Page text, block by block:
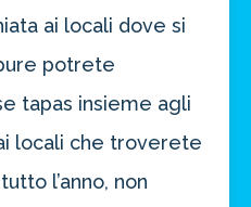
ai locali dove si
potrete
tapas insieme agli
locali che troverete
l’anno, non